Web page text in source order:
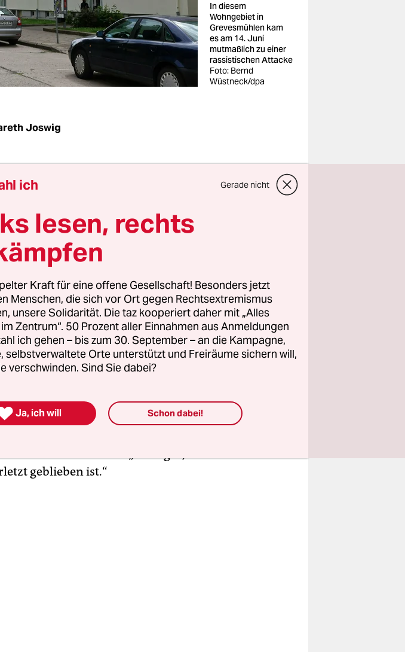
In diesem
Wohngebiet in
Grevesmühlen kam
es am 14. Juni
mutmaßlich zu einer
rassistischen Attacke
Foto: Bernd
Wüstneck/dpa
Joswig
gegen die beiden Mädchen im
die Polizei neue Erkenntnisse
im Netz kursierte, ist zu
die ghanaische Familie
teilweise umringt. Zuvor
Mädchen ein Bein gestellt und
haben.Der Vorfall hatte sich am
teilte die Polizeiin Rostock am
am Sonntag nicht mehr davon
getreten worden sei. „Nach
die auf die in der Erstmeldung
Mecklenburg-Vorpommerns
geblieben ist.“
ich Gerade nicht
lesen, rechts
Kraft für eine offene Gesellschaft! Besonders jetzt
Menschen, die sich vor Ort gegen Rechtsextremismus
unsere Solidarität. Die taz kooperiert daher mit „Alles
Zentrum“. 50 Prozent aller Einnahmen aus Anmeldungen
ich gehen – bis zum 30. September – an die Kampagne,
selbstverwaltete Orte unterstützt und Freiräume sichern will,
verschwinden. Sind Sie dabei?
Ja, ich will Schon dabei!